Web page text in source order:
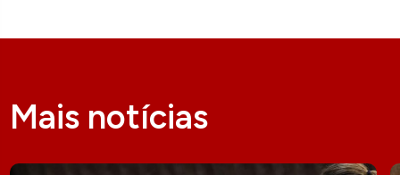
Mais notícias